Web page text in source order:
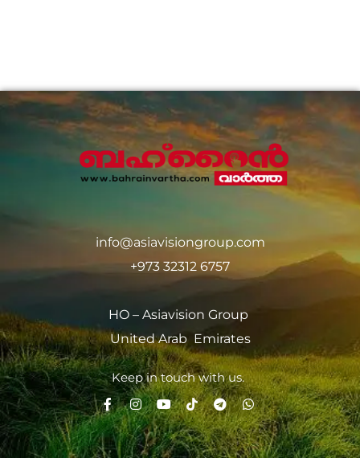
info@asiavisiongroup.com
+973 32312 6757
HO – Asiavision Group
United Arab Emirates
Keep in touch with us.